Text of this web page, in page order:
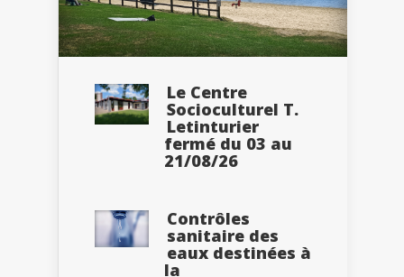
Le Centre
Socioculturel T.
Letinturier
fermé du 03 au
21/08/26
Contrôles
sanitaire des
eaux destinées à
la